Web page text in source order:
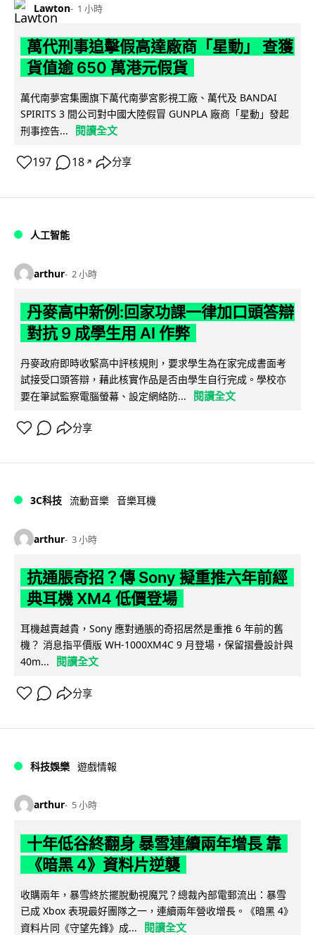
Lawton 1 小時
萬代刑事追擊假高達廠商「星動」 查獲
貨值逾 650 萬港元假貨
萬代南夢宮集團旗下萬代南夢宮影視工廠、萬代及 BANDAI
SPIRITS 3 間公司對中國大陸假冒 GUNPLA 廠商「星動」發起
刑事控告...
閱讀全文
197 18 ↗ 分享
人工智能
arthur 2 小時
丹麥高中新例:回家功課一律加口頭答辯
對抗 9 成學生用 AI 作弊
丹麥政府即時收緊高中評核規則，要求學生為在家完成書面考
試接受口頭答辯，藉此核實作品是否由學生自行完成。學校亦
要在筆試監察電腦螢幕、設定網絡防...
閱讀全文
分享
3C科技 流動音樂 音樂耳機
arthur 3 小時
抗通脹奇招？傳 Sony 擬重推六年前經
典耳機 XM4 低價登場
耳機越賣越貴，Sony 應對通脹的奇招居然是重推 6 年前的舊
機？ 消息指平價版 WH-1000XM4C 9 月登場，保留摺疊設計與
40m...
閱讀全文
分享
科技娛樂 遊戲情報
arthur 5 小時
十年低谷終翻身 暴雪連續兩年增長 靠
《暗黑 4》資料片逆襲
收購兩年，暴雪終於擺脫動視魔咒？總裁內部電郵流出：暴雪
已成 Xbox 表現最好團隊之一，連續兩年營收增長。《暗黑 4》
資料片同《守望先鋒》成...
閱讀全文